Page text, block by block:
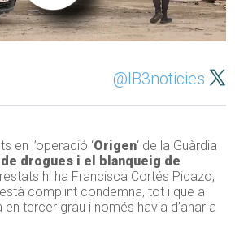
@IB3noticies
en l’operació ‘Origen‘ de la Guàrdia
drogues i el blanqueig de
hi ha Francisca Cortés Picazo,
complint condemna, tot i que a
en tercer grau i només havia d’anar a